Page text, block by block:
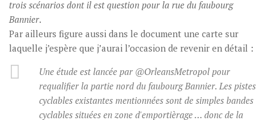
trois scénarios dont il est question pour la rue du faubourg
Bannier.
Par ailleurs figure aussi dans le document une carte sur
laquelle j’espère que j’aurai l’occasion de revenir en détail :
Une étude est lancée par @OrleansMetropol pour
requalifier la partie nord du faubourg Bannier. Les pistes
cyclables existantes mentionnées sont de simples bandes
cyclables situées en zone d'emportièrage … donc de la